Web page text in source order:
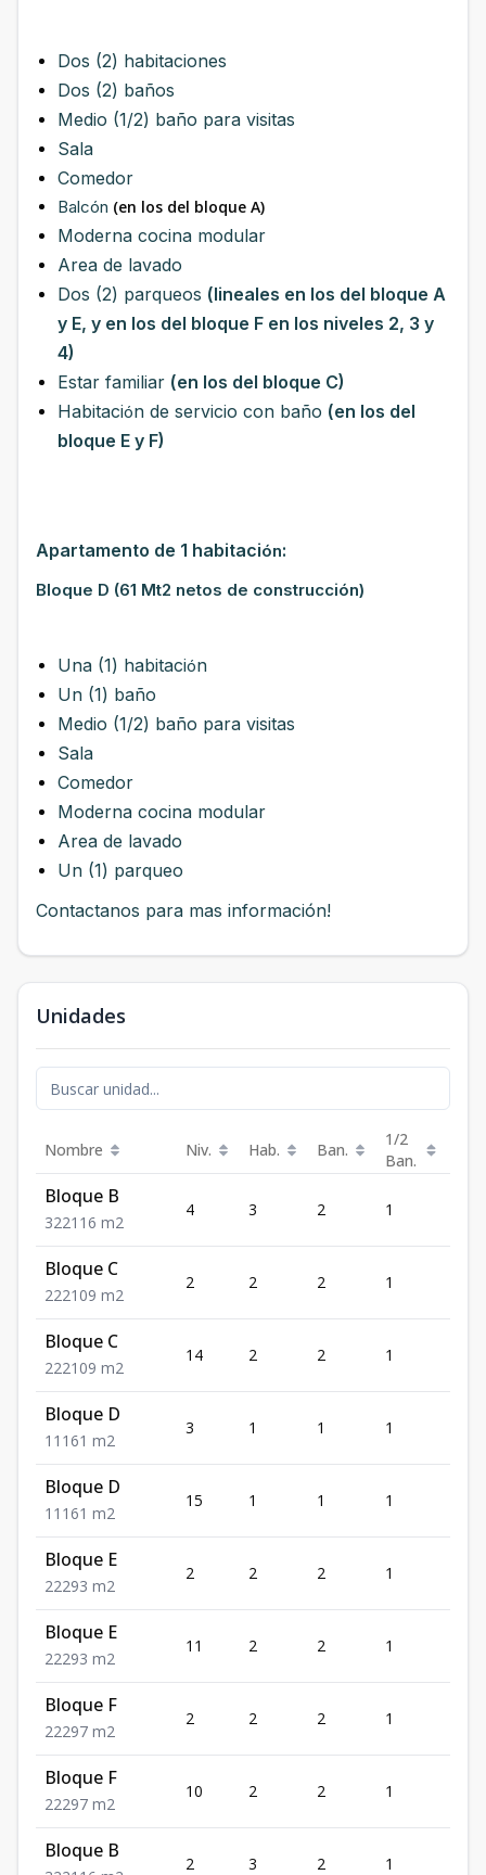
Dos (2) habitaciones
Dos (2) baños
Medio (1/2) baño para visitas
Sala
Comedor
Balcón (en los del bloque A)
Moderna cocina modular
Area de lavado
Dos (2) parqueos (lineales en los del bloque A
y E, y en los del bloque F en los niveles 2, 3 y
4)
Estar familiar (en los del bloque C)
Habitación de servicio con baño (en los del
bloque E y F)
Apartamento de 1 habitación:
Bloque D (61 Mt2 netos de construcción)
Una (1) habitación
Un (1) baño
Medio (1/2) baño para visitas
Sala
Comedor
Moderna cocina modular
Area de lavado
Un (1) parqueo
Contactanos para mas información!
Unidades
Nombre Niv. Hab. Ban.
1/2
Ban.
Bloque B
322116 m2
4 3 2 1
Bloque C
222109 m2
2 2 2 1
Bloque C
222109 m2
14 2 2 1
Bloque D
1 1 1 61 m2
3 1 1 1
Bloque D
1 1 1 61 m2
15 1 1 1
Bloque E
22293 m2
2 2 2 1
Bloque E
22293 m2
11 2 2 1
Bloque F
22297 m2
2 2 2 1
Bloque F
22297 m2
10 2 2 1
Bloque B
2 3 2 1